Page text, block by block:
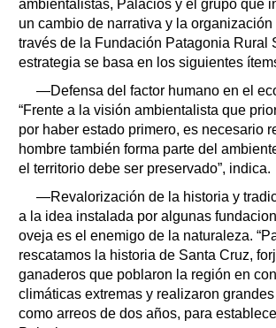
ambientalistas, Palacios y el grupo que
un cambio de narrativa y la
través de la Fundación Patagonia Rural
estrategia se basa en los siguientes
—Defensa del factor humano en el
“Frente a la visión ambientalista que
por haber estado primero, es necesario
hombre también forma parte del
el territorio debe ser preservado”, indica.
—Revalorización de la historia y
a la idea instalada por algunas
oveja es el enemigo de la naturaleza.
rescatamos la historia de Santa Cruz,
ganaderos que poblaron la región en
climáticas extremas y realizaron
como arreos de dos años, para